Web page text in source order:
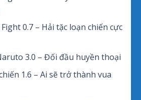
0.7 – Hải tặc loạn chiến cực
3.0 – Đối đầu huyền thoại
1.6 – Ai sẽ trở thành vua